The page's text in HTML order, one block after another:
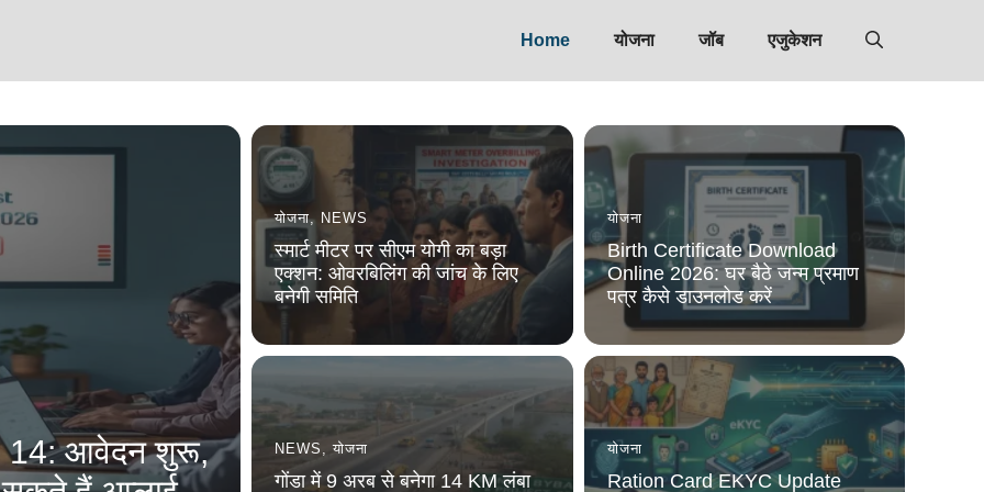
Home योजना जॉब एजुकेशन
14: आवेदन शुरू,
योजना, NEWS
स्मार्ट मीटर पर सीएम योगी का बड़ा
एक्शन: ओवरबिलिंग की जांच के लिए
बनेगी समिति
योजना
Birth Certificate Download
Online 2026: घर बैठे जन्म प्रमाण
पत्र कैसे डाउनलोड करें
NEWS ,योजना
गोंडा में 9 अरब से बनेगा 14 KM लंबा
योजना
Ration Card EKYC Update